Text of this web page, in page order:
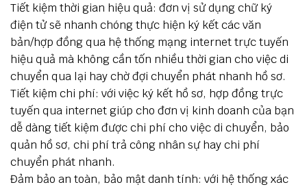
Tiết kiệm thời gian hiệu quả: đơn vị sử dụng chữ ký
điện tử sẽ nhanh chóng thực hiện ký kết các văn
bản/hợp đồng qua hệ thống mạng internet trực tuyến
hiệu quả mà không cần tốn nhiều thời gian cho việc di
chuyển qua lại hay chờ đợi chuyển phát nhanh hồ sơ.
Tiết kiệm chi phí: với việc ký kết hồ sơ, hợp đồng trực
tuyến qua internet giúp cho đơn vị kinh doanh của bạn
dễ dàng tiết kiệm được chi phí cho việc di chuyển, bảo
quản hồ sơ, chi phí trả công nhân sự hay chi phí
chuyển phát nhanh.
Đảm bảo an toàn, bảo mật danh tính: với hệ thống xác